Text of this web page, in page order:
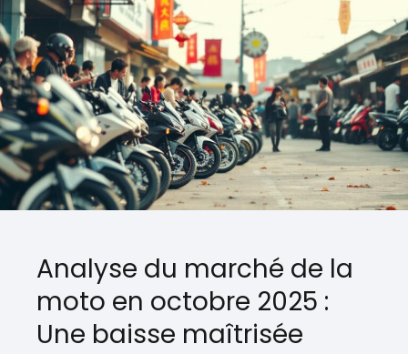
Analyse du marché de la
moto en octobre 2025 :
Une baisse maîtrisée